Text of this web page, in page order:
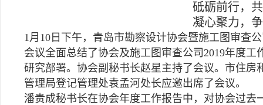
砥砺前行，
凝心聚力，
1月10日下午，青岛市勘察设计协会暨施工图审查
会议全面总结了协会及施工图审查公司2019年度
研究部署。协会副秘书长赵星主持了会议。市住
管理局登记管理处袁孟河处长应邀出席了会议。
潘贵成秘书长在协会年度工作报告中，对协会过